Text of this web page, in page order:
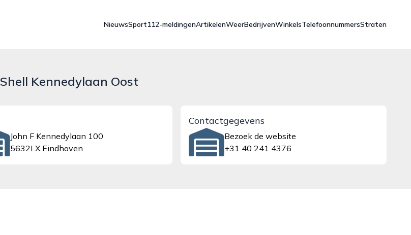
NieuwsSport112-meldingenArtikelenWeerBedrijvenWinkelsTelefoonnummersStraten
Shell Kennedylaan Oost
John F Kennedylaan 100
5632LX Eindhoven
Contactgegevens
Bezoek de website
+31 40 241 4376